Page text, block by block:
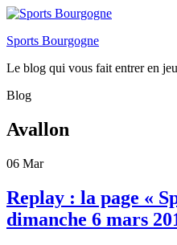
Sports Bourgogne
Le blog qui vous fait entrer en jeu
Blog
Avallon
06 Mar
Replay : la page «
dimanche 6 mars